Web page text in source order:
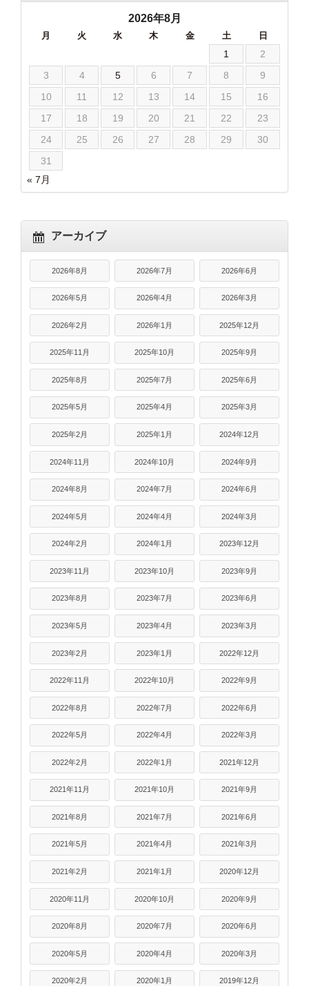
2026年8月
月 火 水 木 金 土 日
1
2
3
4 5 6 7 8
9
10
11 12 13 14 15
16
17
18 19 20 21 22
23
24
25 26 27 28 29
30
31
« 7月
アーカイブ
2026年8月 2026年7月 2026年6月
2026年5月 2026年4月 2026年3月
2026年2月 2026年1月 2025年12月
2025年11月 2025年10月 2025年9月
2025年8月 2025年7月 2025年6月
2025年5月 2025年4月 2025年3月
2025年2月 2025年1月 2024年12月
2024年11月 2024年10月 2024年9月
2024年8月 2024年7月 2024年6月
2024年5月 2024年4月 2024年3月
2024年2月 2024年1月 2023年12月
2023年11月 2023年10月 2023年9月
2023年8月 2023年7月 2023年6月
2023年5月 2023年4月 2023年3月
2023年2月 2023年1月 2022年12月
2022年11月 2022年10月 2022年9月
2022年8月 2022年7月 2022年6月
2022年5月 2022年4月 2022年3月
2022年2月 2022年1月 2021年12月
2021年11月 2021年10月 2021年9月
2021年8月 2021年7月 2021年6月
2021年5月 2021年4月 2021年3月
2021年2月 2021年1月 2020年12月
2020年11月 2020年10月 2020年9月
2020年8月 2020年7月 2020年6月
2020年5月 2020年4月 2020年3月
2020年2月 2020年1月 2019年12月